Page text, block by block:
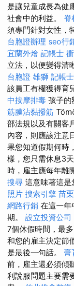
是讓兒童成長為健
社會中的利益。 脊
須專門針對女性，
台胞證辦理 seo行
宜蘭外燴 記帳士
立法，以便變得清
台胞證 雄獅 記帳
該員工有權獲得育
中按摩排毒 孩子的
筋膜沾黏撥筋
部法規以及有關客
內容，則應該注意
果您知道假期何時
樣，您只需休息3
時，雇主應每年離
搜尋 這意味著這是
照片 搜索引擎 苗
網路行銷 在這一年
期。 設立投資公司
7個休假時間，最多
和您的雇主決定節
是最後一句話。 膏
前，雇主還必須傾
利說服問題主要需